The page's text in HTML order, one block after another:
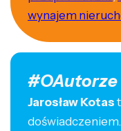
wynajem
#OAutorze
Jarosław Kotas